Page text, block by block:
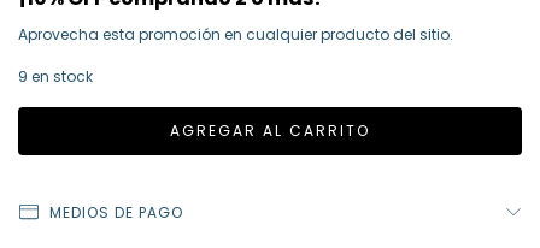
Aprovecha esta promoción en cualquier producto del sitio.
9 en stock
MEDIOS DE PAGO